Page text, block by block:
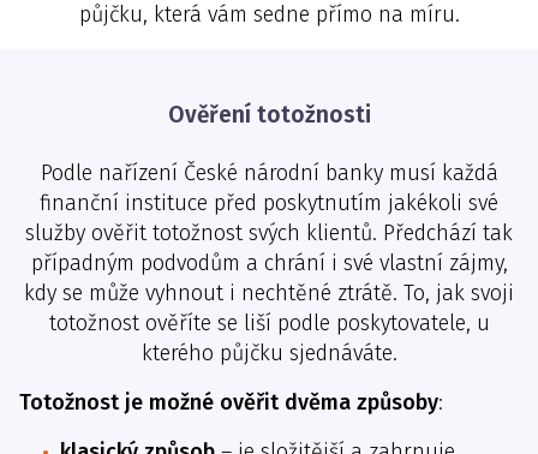
půjčku, která vám sedne přímo na míru.
Ověření totožnosti
Podle nařízení České národní banky musí každá
finanční instituce před poskytnutím jakékoli své
služby ověřit totožnost svých klientů. Předchází tak
případným podvodům a chrání i své vlastní zájmy,
kdy se může vyhnout i nechtěné ztrátě. To, jak svoji
totožnost ověříte se liší podle poskytovatele, u
kterého půjčku sjednáváte.
Totožnost je možné ověřit dvěma způsoby: